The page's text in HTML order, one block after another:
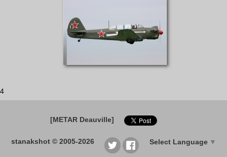
4
[METAR Deauville]
stanakshot © 2005-2026 Select Language ▼